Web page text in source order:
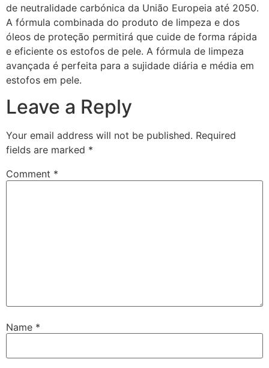
de neutralidade carbónica da União Europeia até 2050.
A fórmula combinada do produto de limpeza e dos
óleos de proteção permitirá que cuide de forma rápida
e eficiente os estofos de pele. A fórmula de limpeza
avançada é perfeita para a sujidade diária e média em
estofos em pele.
Leave a Reply
Your email address will not be published. Required
fields are marked *
Comment *
Name *